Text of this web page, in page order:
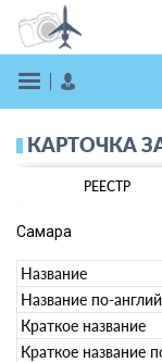
КАРТОЧКА
РЕЕСТР
Самара
Название
Название по-
Краткое название
Краткое название